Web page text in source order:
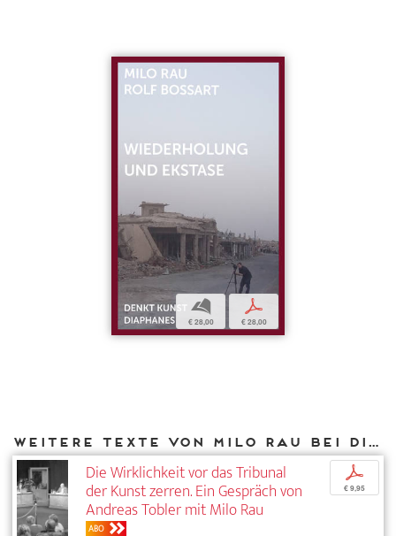
b
€ 28,00
p
€ 28,00
Weitere Texte von Milo Rau bei DIAPHANES
Die Wirklichkeit vor das Tribunal
der Kunst zerren. Ein Gespräch von
Andreas Tobler mit Milo Rau
ABO
p
€ 9,95